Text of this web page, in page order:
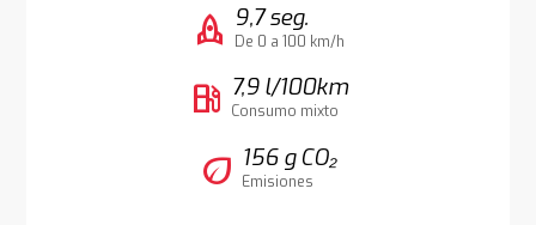
rocket 9,7 seg.
De 0 a 100 km/h
local_gas_station 7,9 l/100km
Consumo mixto
eco 156 g CO₂
Emisiones